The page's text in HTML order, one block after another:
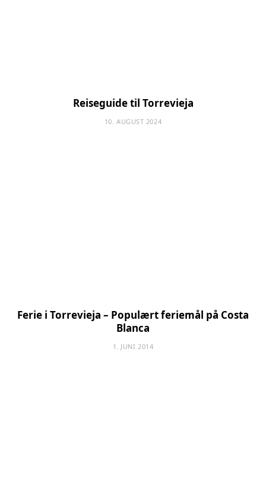
Reiseguide til Torrevieja
10. AUGUST 2024
Ferie i Torrevieja – Populært feriemål på Costa
Blanca
1. JUNI 2014